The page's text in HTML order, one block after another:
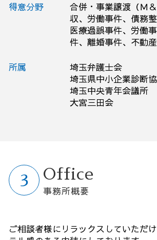
得意分野
合併・事業譲渡（Ｍ
収、労働事件、債務
医療過誤事件、労働
件、離婚事件、不動
所属
埼玉弁護士会
埼玉県中小企業診断
埼玉中央青年会議所
大宮三田会
Office
事務所概要
ご相談者様にリラックスしていただ